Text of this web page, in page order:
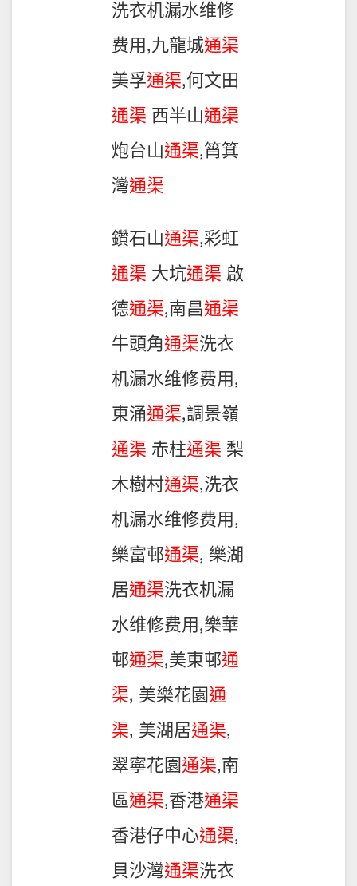
洗衣机漏水维修
费用,九龍城通渠
美孚通渠,何文田
通渠 西半山通渠
炮台山通渠,筲箕
灣通渠
鑽石山通渠,彩虹
通渠 大坑通渠 啟
德通渠,南昌通渠
牛頭角通渠洗衣
机漏水维修费用,
東涌通渠,調景嶺
通渠 赤柱通渠 梨
木樹村通渠,洗衣
机漏水维修费用,
樂富邨通渠, 樂湖
居通渠洗衣机漏
水维修费用,樂華
邨通渠,美東邨通
渠, 美樂花園通
渠, 美湖居通渠,
翠寧花園通渠,南
區通渠,香港通渠
香港仔中心通渠,
貝沙灣通渠洗衣